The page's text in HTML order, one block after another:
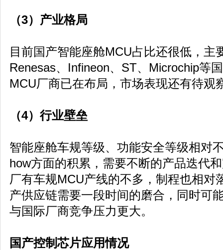
（3）产业格局
目前国产智能座舱MCU占比还很低，主
Renesas、Infineon、ST、Microchip等
MCU厂商已在布局，市场表现还有待观
（4）行业壁垒
智能座舱车规等级、功能安全等级相对
how方面的积累，需要不断的产品迭代
厂有车规MCU产线的不多，制程也相对
产供应链需要一段时间的磨合，同时可
与国际厂商竞争压力更大。
国产控制芯片应用情况